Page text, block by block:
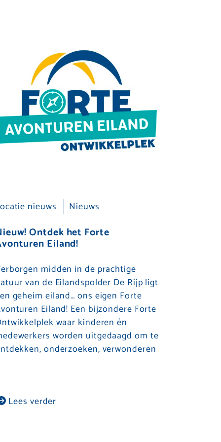
nieuws Nieuws
Ontdek het Forte
Eiland!
midden in de prachtige
van de Eilandspolder De Rijp ligt
geheim eiland… ons eigen Forte
Eiland! Een bijzondere Forte
waar kinderen én
worden uitgedaagd om te
onderzoeken, verwonderen
Lees verder